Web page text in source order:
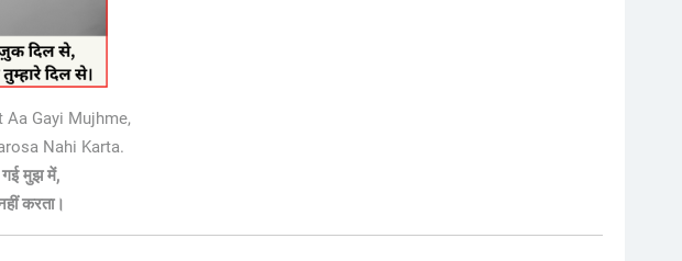
Aa Gayi Mujhme,
Nahi Karta.
मुझ में,
करता।